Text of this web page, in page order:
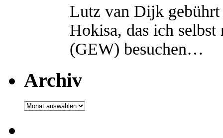
Lutz van Dijk
Hokisa, das ich
(GEW) besuchen…
Archiv
Archiv